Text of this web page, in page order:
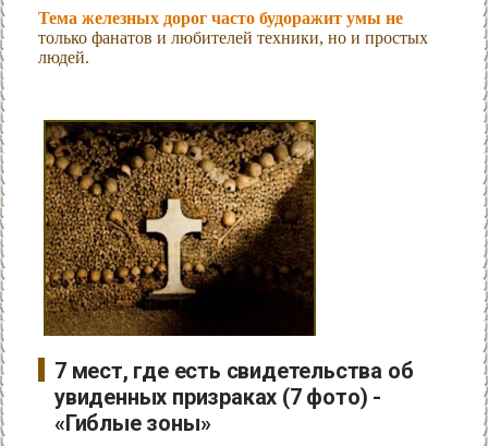
Тема железных дорог часто будоражит умы не
только фанатов и любителей техники, но и простых
людей.
7 мест, где есть свидетельства об
увиденных призраках (7 фото) -
«Гиблые зоны»